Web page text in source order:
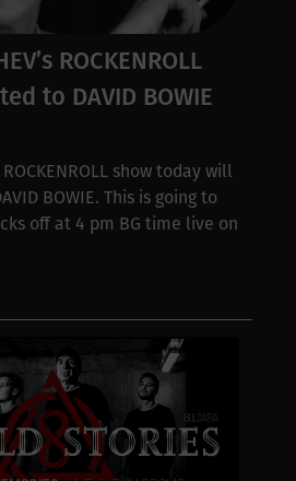
ROCKENROLL
to DAVID BOWIE
ROCKENROLL show today will
BOWIE. This is going to
off at 4 pm BG time live on